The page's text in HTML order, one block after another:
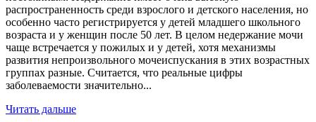
распространенность среди взрослого и детского населения, но
особенно часто регистрируется у детей младшего школьного
возраста и у женщин после 50 лет. В целом недержание мочи
чаще встречается у пожилых и у детей, хотя механизмы
развития непроизвольного мочеиспускания в этих возрастных
группах разные. Считается, что реальные цифры
заболеваемости значительно...
Читать дальше